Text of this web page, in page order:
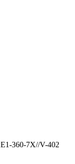
360-7X//V-402